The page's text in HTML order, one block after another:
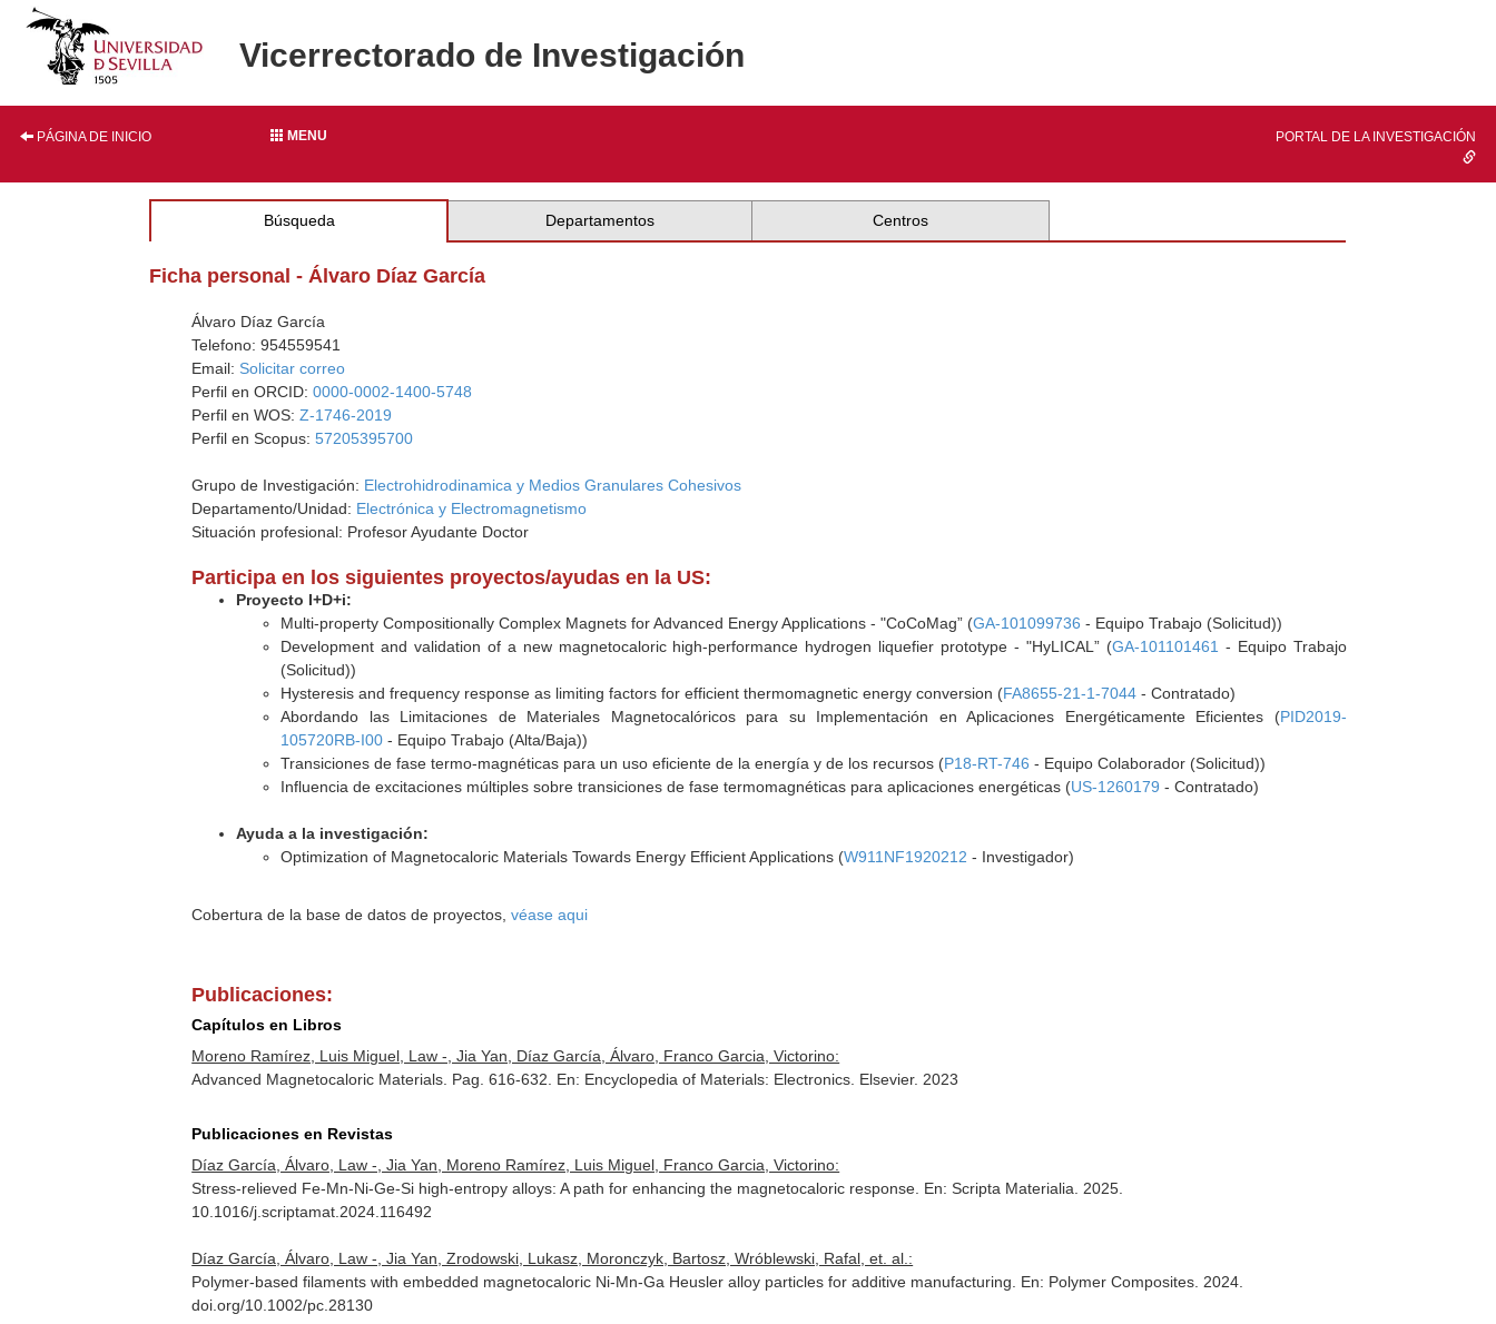
Vicerrectorado de Investigación
PÁGINA DE INICIO MENU PORTAL DE LA INVESTIGACIÓN
Búsqueda Departamentos Centros
Ficha personal - Álvaro Díaz García
Álvaro Díaz García
Telefono: 954559541
Email: Solicitar correo
Perfil en ORCID:0000-0002-1400-5748
Perfil en WOS:Z-1746-2019
Perfil en Scopus:57205395700
Grupo de Investigación: Electrohidrodinamica y Medios Granulares Cohesivos
Departamento/Unidad: Electrónica y Electromagnetismo
Situación profesional: Profesor Ayudante Doctor
Participa en los siguientes proyectos/ayudas en la US:
Proyecto I+D+i:
Multi-property Compositionally Complex Magnets for Advanced Energy Applications - "CoCoMag” (GA-101099736 - Equipo Trabajo (Solicitud))
Development and validation of a new magnetocaloric high-performance hydrogen liquefier prototype - "HyLICAL” (GA-101101461 - Equipo Trabajo
(Solicitud))
Hysteresis and frequency response as limiting factors for efficient thermomagnetic energy conversion (FA8655-21-1-7044 - Contratado)
Abordando las Limitaciones de Materiales Magnetocalóricos para su Implementación en Aplicaciones Energéticamente Eficientes (PID2019-
105720RB-I00 - Equipo Trabajo (Alta/Baja))
Transiciones de fase termo-magnéticas para un uso eficiente de la energía y de los recursos (P18-RT-746 - Equipo Colaborador (Solicitud))
Influencia de excitaciones múltiples sobre transiciones de fase termomagnéticas para aplicaciones energéticas (US-1260179 - Contratado)
Ayuda a la investigación:
Optimization of Magnetocaloric Materials Towards Energy Efficient Applications (W911NF1920212 - Investigador)
Cobertura de la base de datos de proyectos,véase aqui
Publicaciones:
Capítulos en Libros
Moreno Ramírez, Luis Miguel, Law -, Jia Yan, Díaz García, Álvaro, Franco Garcia, Victorino:
Advanced Magnetocaloric Materials. Pag. 616-632. En: Encyclopedia of Materials: Electronics . Elsevier. 2023
Publicaciones en Revistas
Díaz García, Álvaro, Law -, Jia Yan, Moreno Ramírez, Luis Miguel, Franco Garcia, Victorino:
Stress-relieved Fe-Mn-Ni-Ge-Si high-entropy alloys: A path for enhancing the magnetocaloric response. En: Scripta Materialia . 2025.
10.1016/j.scriptamat.2024.116492
Díaz García, Álvaro, Law -, Jia Yan, Zrodowski, Lukasz, Moronczyk, Bartosz, Wróblewski, Rafal, et. al.:
Polymer-based filaments with embedded magnetocaloric Ni-Mn-Ga Heusler alloy particles for additive manufacturing. En: Polymer Composites . 2024.
doi.org/10.1002/pc.28130